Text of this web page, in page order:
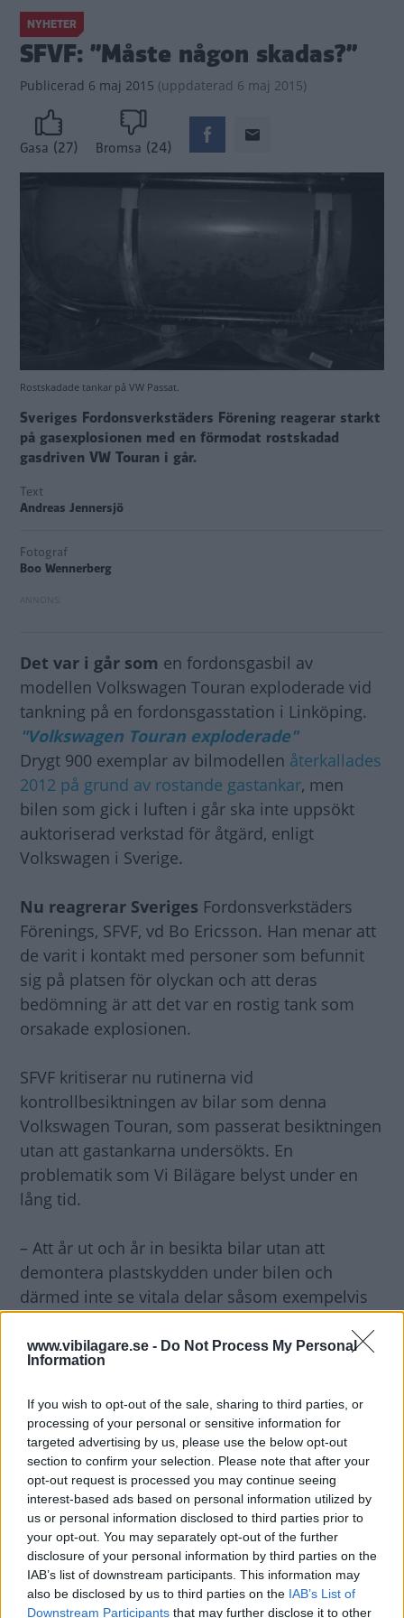
www.vibilagare.se - Do Not Process My Personal
Information
If you wish to opt-out of the sale, sharing to third parties, or
processing of your personal or sensitive information for
targeted advertising by us, please use the below opt-out
section to confirm your selection. Please note that after your
opt-out request is processed you may continue seeing
interest-based ads based on personal information utilized by
us or personal information disclosed to third parties prior to
your opt-out. You may separately opt-out of the further
disclosure of your personal information by third parties on the
IAB’s list of downstream participants. This information may
also be disclosed by us to third parties on the IAB’s List of
Downstream Participants that may further disclose it to other
NYHETER
SFVF: ”Måste någon skadas?”
Publicerad 6 maj 2015 (uppdaterad 6 maj 2015)
Gasa (27) Bromsa (24)
Rostskadade tankar på VW Passat.
Sveriges Fordonsverkstäders Förening reagerar starkt
på gasexplosionen med en förmodat rostskadad
gasdriven VW Touran i går.
Text
Andreas Jennersjö
Fotograf
Boo Wennerberg
Det var i går som en fordonsgasbil av
modellen Volkswagen Touran exploderade vid
tankning på en fordonsgasstation i Linköping.
"Volkswagen Touran exploderade"
Drygt 900 exemplar av bilmodellen återkallades
2012 på grund av rostande gastankar, men
bilen som gick i luften i går ska inte uppsökt
auktoriserad verkstad för åtgärd, enligt
Volkswagen i Sverige.
Nu reagrerar Sveriges Fordonsverkstäders
Förenings, SFVF, vd Bo Ericsson. Han menar att
de varit i kontakt med personer som befunnit
sig på platsen för olyckan och att deras
bedömning är att det var en rostig tank som
orsakade explosionen.
SFVF kritiserar nu rutinerna vid
kontrollbesiktningen av bilar som denna
Volkswagen Touran, som passerat besiktningen
utan att gastankarna undersökts. En
problematik som Vi Bilägare belyst under en
lång tid.
– Att år ut och år in besikta bilar utan att
demontera plastskydden under bilen och
därmed inte se vitala delar såsom exempelvis
säger Bo Ericsson,
– Alla är rörande överens att något måste göras
åt detta, men inget händer. Måste någon
skadas allvarligt innan man på allvar tar tag i
problemet?
SFVF säger nuatt de kommer ta kontakt med
Myndigheten för samhällsskydd och beredskap,
Transportstyrelsen och Swetic
(besiktningsföretagens organisation) för att få
till en förändring i den årliga besiktningen.